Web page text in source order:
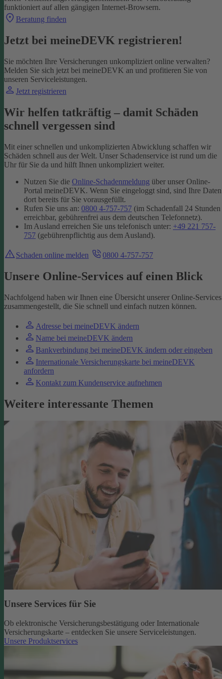
funktioniert auf allen gängigen Internet-Browsern.
Beratung finden
Jetzt bei meineDEVK registrieren!
Sie möchten Ihre Versicherungen unkompliziert online verwalten?
Melden Sie sich jetzt bei meineDEVK an und profitieren Sie von
unseren Serviceleistungen.
Jetzt registrieren
Wir helfen tatkräftig – damit Schäden
schnell vergessen sind
Mit einer schnellen und unkomplizierten Abwicklung schaffen wir
Schäden schnell aus der Welt. Unser Schadenservice ist rund um die
Uhr für Sie da und hilft Ihnen unkompliziert weiter.
Nutzen Sie die Online-Schadenmeldung über unser Online-
Portal meineDEVK. Wenn Sie eingeloggt sind, sind Ihre Daten
dort bereits für Sie vorausgefüllt.
Rufen Sie uns an: 0800 4-757-757 (im Schadenfall 24 Stunden
erreichbar, gebührenfrei aus dem deutschen Telefonnetz).
Im Ausland erreichen Sie uns telefonisch unter: +49 221 757-
757 (gebührenpflichtig aus dem Ausland).
Schaden online melden 0800 4-757-757
Unsere Online-Services auf einen Blick
Nachfolgend haben wir Ihnen eine Übersicht unserer Online-Services
zusammengestellt, die Sie schnell und einfach nutzen können.
Adresse bei meineDEVK ändern
Name bei meineDEVK ändern
Bankverbindung bei meineDEVK ändern oder eingeben
Internationale Versicherungskarte bei meineDEVK
anfordern
Kontakt zum Kundenservice aufnehmen
Weitere interessante Themen
Unsere Services für Sie
Ob elektronische Versicherungsbestätigung oder Internationale
Versicherungskarte – entdecken Sie unsere Serviceleistungen.
Unsere Produktservices